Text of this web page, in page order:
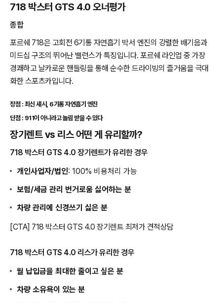
718 박스터 GTS 4.0 오너평가
종합
포르쉐 718은 고회전 6기통 자연흡기 박서 엔진의 강렬한 배기음과
미드십 구조의 뛰어난 밸런스가 특징입니다. 포르쉐 라인업 중 가장
경쾌하고 날카로운 핸들링을 통해 순수한 드라이빙의 즐거움을 극대
화한 스포츠카입니다.
장점 : 최신 섀시, 6기통 자연흡기 엔진
단점 : 911이 아니라고 놀림 받을 수 있다
장기렌트 vs 리스 어떤 게 유리할까?
718 박스터 GTS 4.0 장기렌트가 유리한 경우
개인사업자/법인: 100% 비용처리 가능
보험/세금 관리 번거로움 싫어하는 분
차량 관리에 신경쓰기 싫은 분
[CTA] 718 박스터 GTS 4.0 장기렌트 최저가 견적상담
718 박스터 GTS 4.0 리스가 유리한 경우
월 납입금을 최대한 줄이고 싶은 분
차량 소유욕이 있는 분